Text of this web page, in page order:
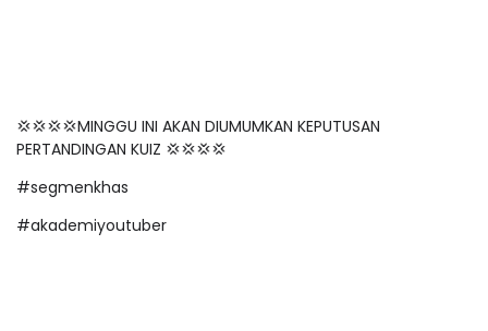
💢💢💢💢MINGGU INI AKAN DIUMUMKAN KEPUTUSAN
PERTANDINGAN KUIZ 💢💢💢💢
#segmenkhas
#akademiyoutuber